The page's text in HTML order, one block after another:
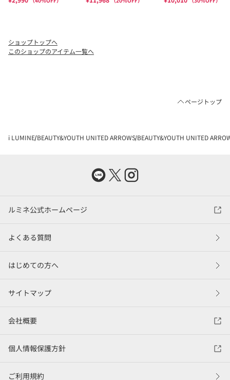
ショップトップへ
このショップのアイテム一覧へ
ページトップ
i LUMINE BEAUTY&YOUTH UNITED ARROWS BEAUTY&YOUTH UNITED
ルミネ公式ホームページ
よくある質問
はじめての方へ
サイトマップ
会社概要
個人情報保護方針
ご利用規約